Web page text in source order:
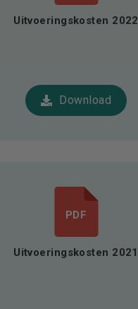
Uitvoeringskosten 2022
Download
PDF
Uitvoeringskosten 2021